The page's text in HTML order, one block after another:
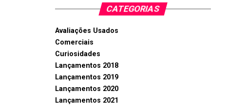
CATEGORIAS
Avaliações Usados
Comerciais
Curiosidades
Lançamentos 2018
Lançamentos 2019
Lançamentos 2020
Lançamentos 2021